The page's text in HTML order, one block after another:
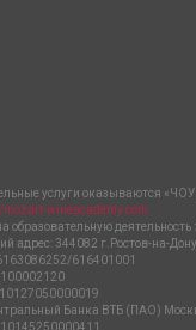
услуги оказываются
mozart-wineacademy.com
образовательную
адрес: 344082 г.Ростов-на-
616401001
Банка ВТБ (ПАО)